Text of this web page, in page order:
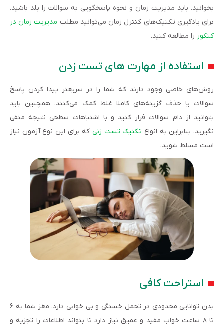
بخوانید. باید مدیریت زمان و نحوه پاسخگویی به سوالات را بلد باشید.
برای یادگیری تکنیک‌های کنترل زمان می‌توانید مطلب مدیریت زمان در
کنکور را مطالعه کنید.
استفاده از مهارت های تست زدن
روش‌های خاصی وجود دارند که شما را در سریعتر پیدا کردن پاسخ
سوالات یا حذف گزینه‌های کاملا غلط کمک می‌کنند. همچنین باید
بتوانید از دام سوالات فرار کنید و با اشتباهات سطحی نتیجه منفی
نگیرید. بنابراین به انواع تکنیک تست زنی که برای این نوع آزمون نیاز
است مسلط شوید.
استراحت کافی
بدن توانایی محدودی در تحمل خستگی و بی خوابی دارد. مغز شما به ۶
تا ۸ ساعت خواب مفید و عمیق نیاز دارد تا بتواند اطلاعات را تجزیه و